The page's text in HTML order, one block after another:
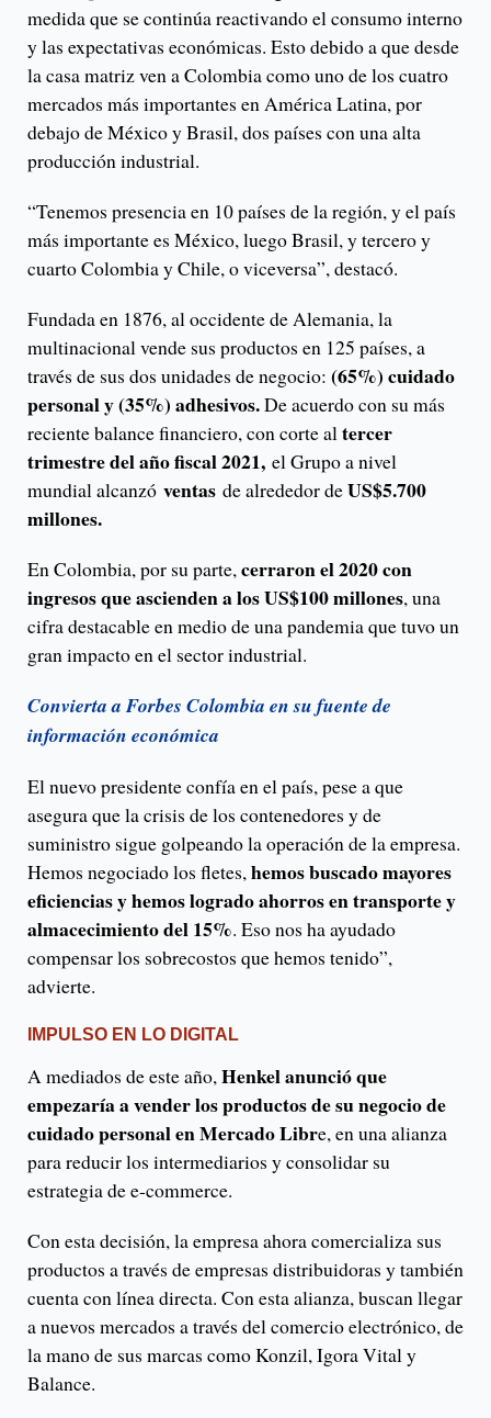
medida que se continúa reactivando el consumo interno
y las expectativas económicas. Esto debido a que desde
la casa matriz ven a Colombia como uno de los cuatro
mercados más importantes en América Latina, por
debajo de México y Brasil, dos países con una alta
producción industrial.
“Tenemos presencia en 10 países de la región, y el país
más importante es México, luego Brasil, y tercero y
cuarto Colombia y Chile, o viceversa”, destacó.
Fundada en 1876, al occidente de Alemania, la
multinacional vende sus productos en 125 países, a
través de sus dos unidades de negocio: (65%) cuidado
personal y (35%) adhesivos.De acuerdo con su más
reciente balance financiero, con corte altercer
trimestre del año fiscal 2021, el Grupo a nivel
mundial alcanzó ventas de alrededor deUS$5.700
millones.
En Colombia, por su parte,cerraron el 2020 con
ingresos que ascienden a los US$100 millones, una
cifra destacable en medio de una pandemia que tuvo un
gran impacto en el sector industrial.
Convierta a Forbes Colombia en su fuente de
información económica
El nuevo presidente confía en el país, pese a que
asegura que la crisis de los contenedores y de
suministro sigue golpeando la operación de la empresa.
Hemos negociado los fletes,hemos buscado mayores
eficiencias y hemos logrado ahorros en transporte y
almacecimiento del 15%. Eso nos ha ayudado
compensar los sobrecostos que hemos tenido”,
advierte.
IMPULSO EN LO DIGITAL
A mediados de este año,Henkel anunció que
empezaría a vender los productos de su negocio de
cuidado personal en Mercado Libre, en una alianza
para reducir los intermediarios y consolidar su
estrategia de e-commerce.
Con esta decisión, la empresa ahora comercializa sus
productos a través de empresas distribuidoras y también
cuenta con línea directa. Con esta alianza, buscan llegar
a nuevos mercados a través del comercio electrónico, de
la mano de sus marcas como Konzil, Igora Vital y
Balance.